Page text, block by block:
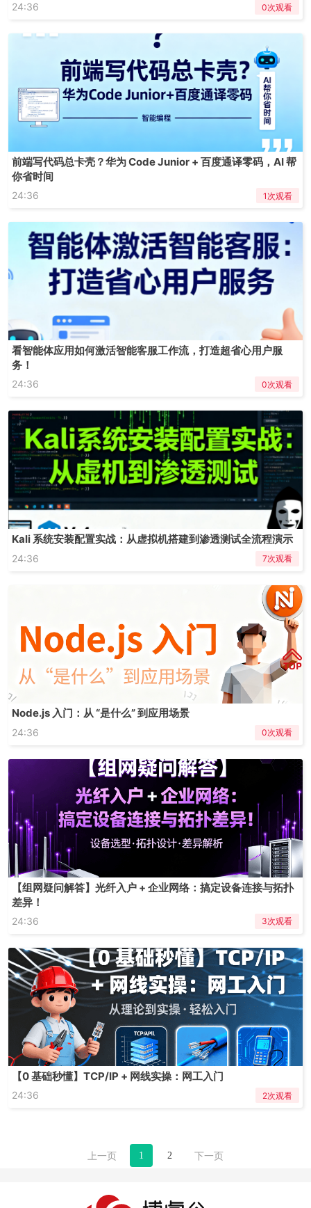
24:36 0次观看
前端写代码总卡壳？华为 Code Junior + 百度通译零码，AI 帮
你省时间
24:36 1次观看
看智能体应用如何激活智能客服工作流，打造超省心用户服
务！
24:36 0次观看
Kali 系统安装配置实战：从虚拟机搭建到渗透测试全流程演示
24:36 7次观看
Node.js 入门：从 “是什么” 到应用场景
24:36 0次观看
【组网疑问解答】光纤入户 + 企业网络：搞定设备连接与拓扑
差异！
24:36 3次观看
【0 基础秒懂】TCP/IP + 网线实操：网工入门
24:36 2次观看
1 2